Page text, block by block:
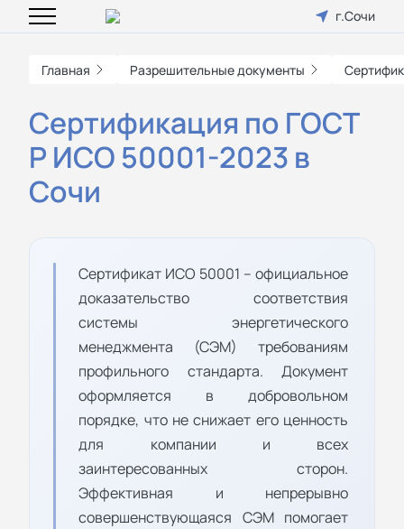
г.Сочи
Главная Разрешительные документы
Сертификация по ГОСТ
Р ИСО 50001-2023 в
Сочи
Сертификат ИСО 50001 – официальное
доказательство соответствия
системы энергетического
менеджмента (СЭМ) требованиям
профильного стандарта. Документ
оформляется в добровольном
порядке, что не снижает его ценность
для компании и всех
заинтересованных сторон.
Эффективная и непрерывно
совершенствующаяся СЭМ помогает